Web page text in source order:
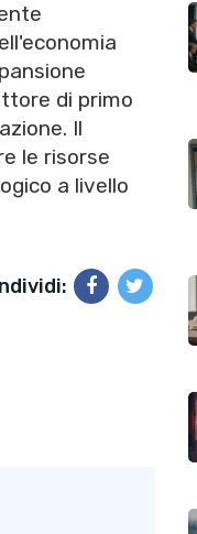
di primo
Il
le risorse
a livello